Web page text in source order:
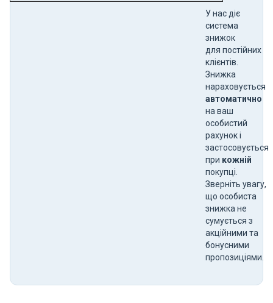
У нас діє
система
знижок
для постійних
клієнтів.
Знижка
нараховується
автоматично
на ваш
особистий
рахунок і
застосовується
при кожній
покупці.
Зверніть увагу,
що особиста
знижка не
сумується з
акційними та
бонусними
пропозиціями.